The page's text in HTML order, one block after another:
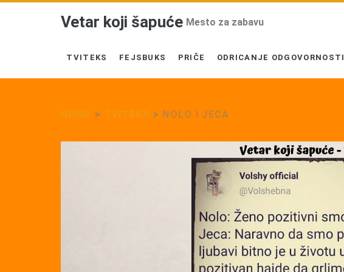
Vetar koji šapuće Mesto za zabavu
TVITEKS FEJSBUKS PRIČE ODRICANJE ODGOVORNOSTI
> > NOLO I JECA